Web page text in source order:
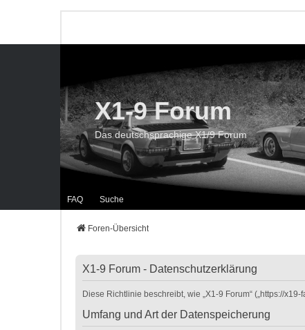
FAQ Suche
X1-9 Forum
Das deutschsprachige X1/9 Forum
Foren-Übersicht
X1-9 Forum - Datenschutzerklärung
Diese Richtlinie beschreibt, wie „X1-9 Forum“ („https://
Umfang und Art der Datenspeicherung